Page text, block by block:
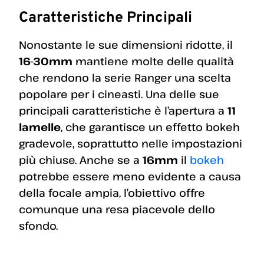
Caratteristiche Principali
Nonostante le sue dimensioni ridotte, il
16-30mm mantiene molte delle qualità
che rendono la serie Ranger una scelta
popolare per i cineasti. Una delle sue
principali caratteristiche è l’apertura a 11
lamelle, che garantisce un effetto bokeh
gradevole, soprattutto nelle impostazioni
più chiuse. Anche se a 16mm il bokeh
potrebbe essere meno evidente a causa
della focale ampia, l’obiettivo offre
comunque una resa piacevole dello
sfondo.